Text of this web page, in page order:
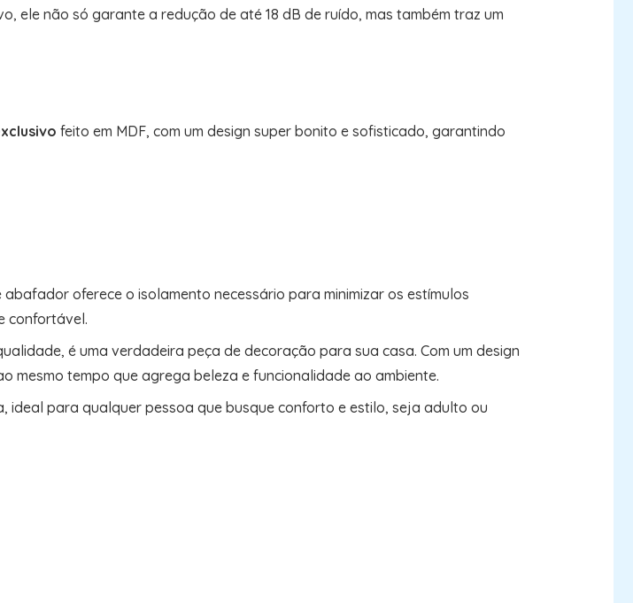
ele não só garante a redução de até 18 dB de ruído, mas também traz um
feito em MDF, com um design super bonito e sofisticado, garantindo
abafador oferece o isolamento necessário para minimizar os estímulos
confortável.
é uma verdadeira peça de decoração para sua casa. Com um design
mesmo tempo que agrega beleza e funcionalidade ao ambiente.
ideal para qualquer pessoa que busque conforto e estilo, seja adulto ou